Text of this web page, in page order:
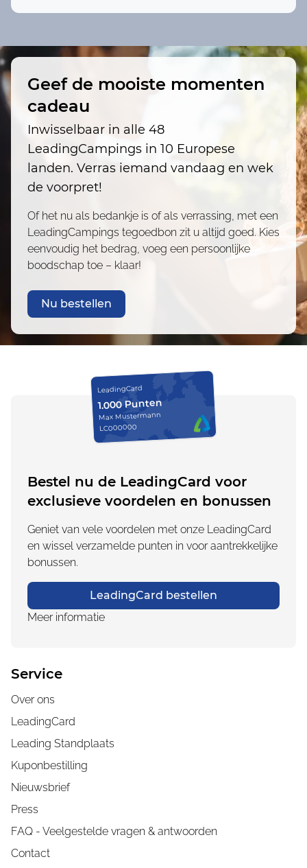
Geef de mooiste momenten
cadeau
Inwisselbaar in alle 48
LeadingCampings in 10 Europese
landen. Verras iemand vandaag en wek
de voorpret!
Of het nu als bedankje is of als verrassing, met een
LeadingCampings tegoedbon zit u altijd goed. Kies
eenvoudig het bedrag, voeg een persoonlijke
boodschap toe – klaar!
Nu bestellen
Service
Over ons
LeadingCard
Leading Standplaats
Kuponbestilling
Nieuwsbrief
Press
FAQ - Veelgestelde vragen & antwoorden
Contact
LeadingCard
1.000 Punten
Max Mustermann
LC000000
Bestel nu de LeadingCard voor
exclusieve voordelen en bonussen
Geniet van vele voordelen met onze LeadingCard
en wissel verzamelde punten in voor aantrekkelijke
bonussen.
LeadingCard bestellen
Meer informatie